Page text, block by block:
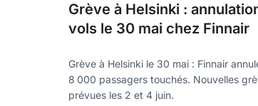
Grève à Helsinki :
vols le 30 mai chez Finnair
Grève à Helsinki le 30 mai : Finnair
8 000 passagers touchés. Nouvelles
prévues les 2 et 4 juin.